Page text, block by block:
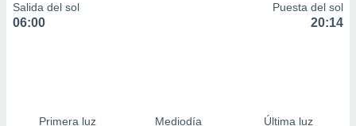
Salida del sol
06:00
Puesta del sol
20:14
Primera luz
Mediodía
Última luz